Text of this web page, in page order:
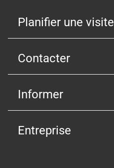
Planifier une visite
Contacter
Informer
Entreprise